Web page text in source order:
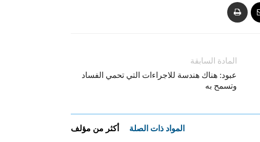
المادة السابقة
عبود: هناك هندسة للاجراءات التي تحمي الفساد
وتسمح به
المواد ذات الصلة أكثر من مؤلف